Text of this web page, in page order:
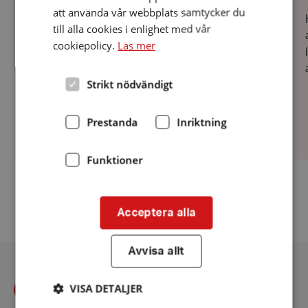
Måndag 27 april invigdes äntligen självtest
Hörsel av regionrådet Helena Proos. Region
Uppsala är en av de första i landet som inför den
nya benämningen på ”automatiska...
att använda vår webbplats samtycker du
till alla cookies i enlighet med vår
cookiepolicy. Läs mer
Strikt nödvändigt
Prestanda Inriktning
Funktioner
Acceptera alla
Avvisa allt
VISA DETALJER